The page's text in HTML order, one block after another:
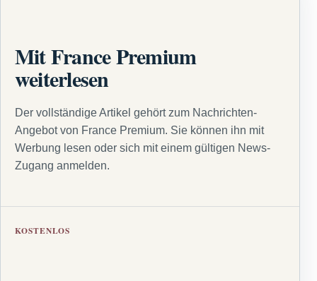
Mit France Premium
weiterlesen
Der vollständige Artikel gehört zum Nachrichten-
Angebot von France Premium. Sie können ihn mit
Werbung lesen oder sich mit einem gültigen News-
Zugang anmelden.
KOSTENLOS